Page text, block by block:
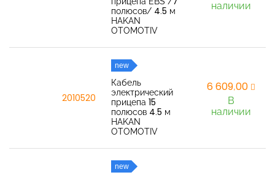
полюсов/ 4.5 м
HAKAN
OTOMOTIV
наличии
2010520
new
Кабель
электрический
прицепа 15
полюсов 4.5 м
HAKAN
OTOMOTIV
6 609,00
В
наличии
new